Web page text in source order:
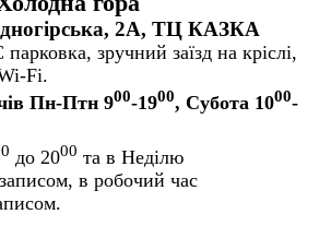
2А, ТЦ КАЗКА
парковка, зручний заїзд на кріслі,
Fi.
Пн-Птн 900-1900, Субота 1000-
до 2000 та в Неділю
в робочий час